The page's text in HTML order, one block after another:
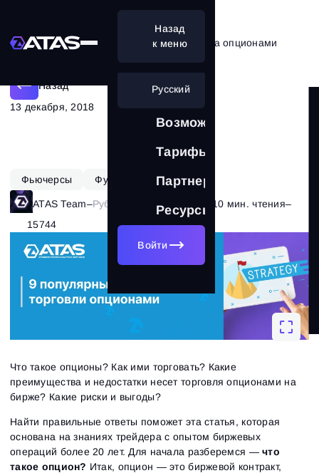
Возможности
Тарифы
Партнерам
Ресурсы
Русский
Войти
Назад
к меню
9 лучших стратегий для трейдинга опционами
Назад
13 декабря, 2018
Фьючерсы Функционал ATAS
ATAS Team–Рубрика: Теория рынка 10 мин. чтения–
15744
Что такое опционы? Как ими торговать? Какие
преимущества и недостатки несет торговля опционами на
бирже? Какие риски и выгоды?
Найти правильные ответы поможет эта статья, которая
основана на знаниях трейдера с опытом биржевых
операций более 20 лет. Для начала разберемся —что
такое опцион? Итак, опцион — это биржевой контракт,